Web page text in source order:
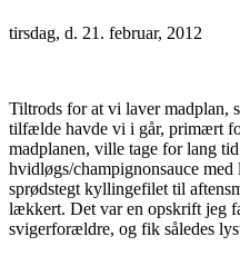
tirsdag, d. 21. februar, 2012
Tiltrods for at vi laver madplan,
tilfælde havde vi i går, primært
madplanen, ville tage for lang
hvidløgs/champignonsauce
sprødstegt kyllingefilet til
lækkert. Det var en opskrift jeg
svigerforældre, og fik således